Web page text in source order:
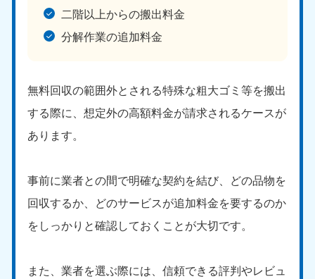
二階以上からの搬出料金
分解作業の追加料金
無料回収の範囲外とされる特殊な粗大ゴミ等を搬出
する際に、想定外の高額料金が請求されるケースが
あります。
事前に業者との間で明確な契約を結び、どの品物を
回収するか、どのサービスが追加料金を要するのか
をしっかりと確認しておくことが大切です。
また、業者を選ぶ際には、信頼できる評判やレビュ
熊本県
050-1880-9892
9:00〜19:00 年中無休